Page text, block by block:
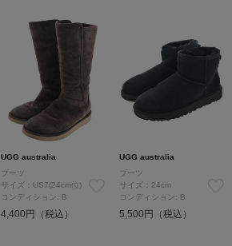
UGG australia
ブーツ
サイズ：US7(24cm位)
コンディション: B
4,400円（税込）
UGG australia
ブーツ
サイズ：24cm
コンディション: B
5,500円（税込）